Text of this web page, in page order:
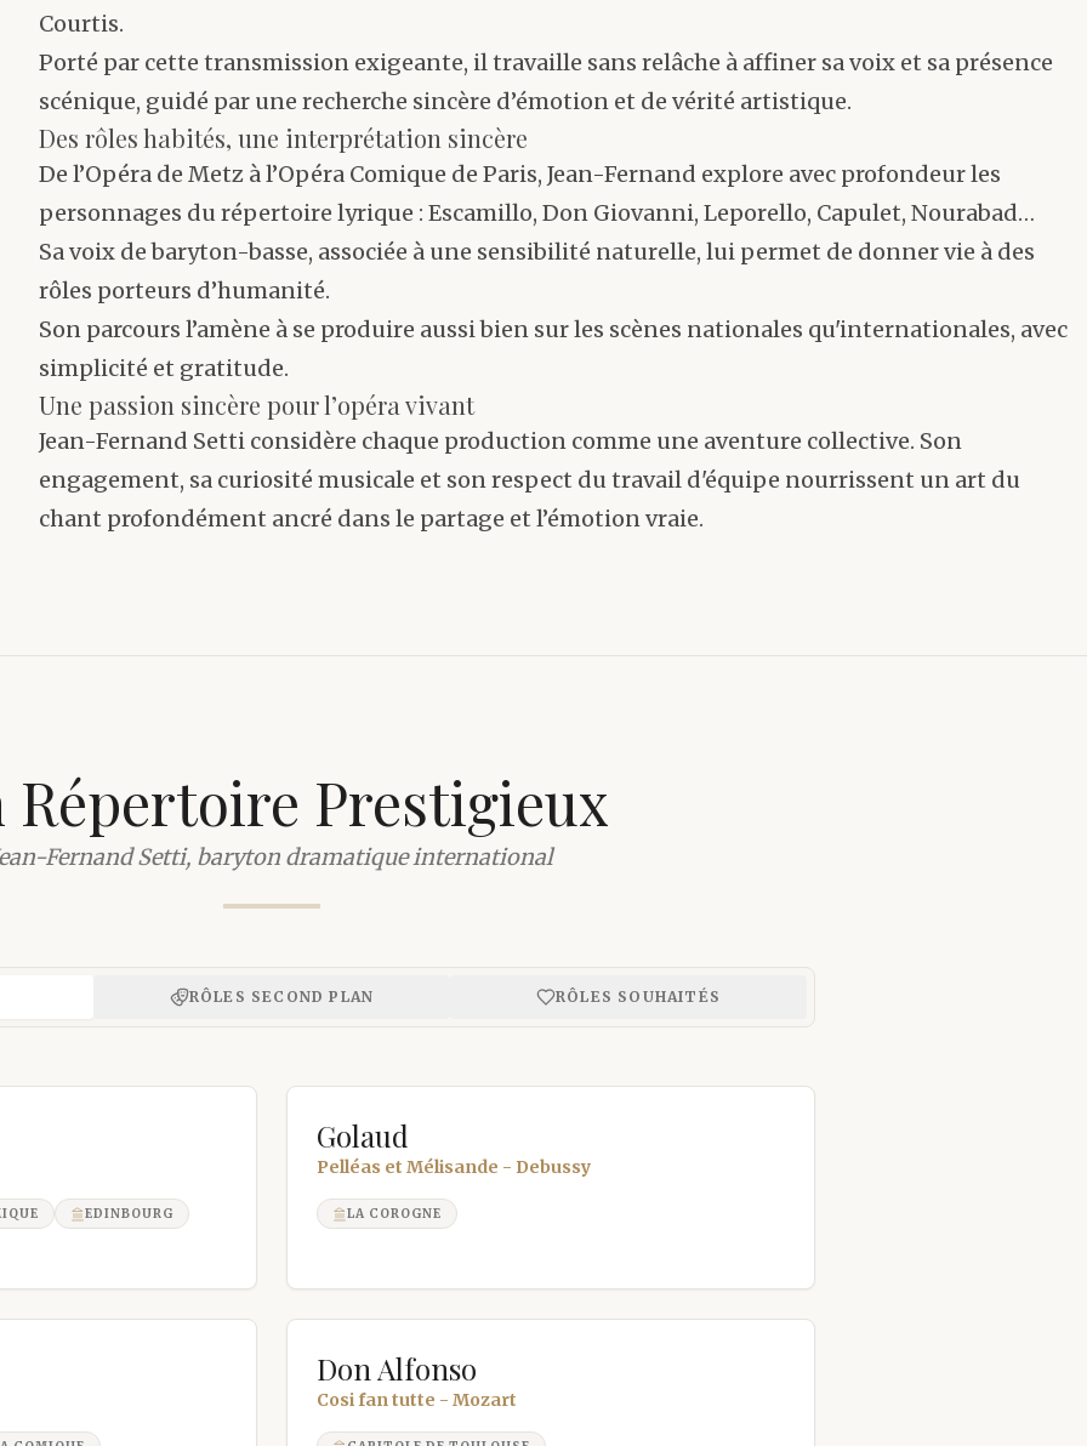
Courtis.
Porté par cette transmission exigeante, il travaille sans relâche à affiner sa voix et sa présence
scénique, guidé par une recherche sincère d’émotion et de vérité artistique.
Des rôles habités, une interprétation sincère
De l’Opéra de Metz à l’Opéra Comique de Paris, Jean-Fernand explore avec profondeur les
personnages du répertoire lyrique : Escamillo, Don Giovanni, Leporello, Capulet, Nourabad…
Sa voix de baryton-basse, associée à une sensibilité naturelle, lui permet de donner vie à des
rôles porteurs d’humanité.
Son parcours l’amène à se produire aussi bien sur les scènes nationales qu'internationales, avec
simplicité et gratitude.
Une passion sincère pour l’opéra vivant
Jean-Fernand Setti considère chaque production comme une aventure collective. Son
engagement, sa curiosité musicale et son respect du travail d'équipe nourrissent un art du
chant profondément ancré dans le partage et l’émotion vraie.
Répertoire Prestigieux
Fernand Setti, baryton dramatique international
RÔLES SECOND PLAN RÔLES SOUHAITÉS
EDINBOURG
Golaud
Pelléas et Mélisande - Debussy
LA COROGNE
Don Alfonso
Cosi fan tutte - Mozart